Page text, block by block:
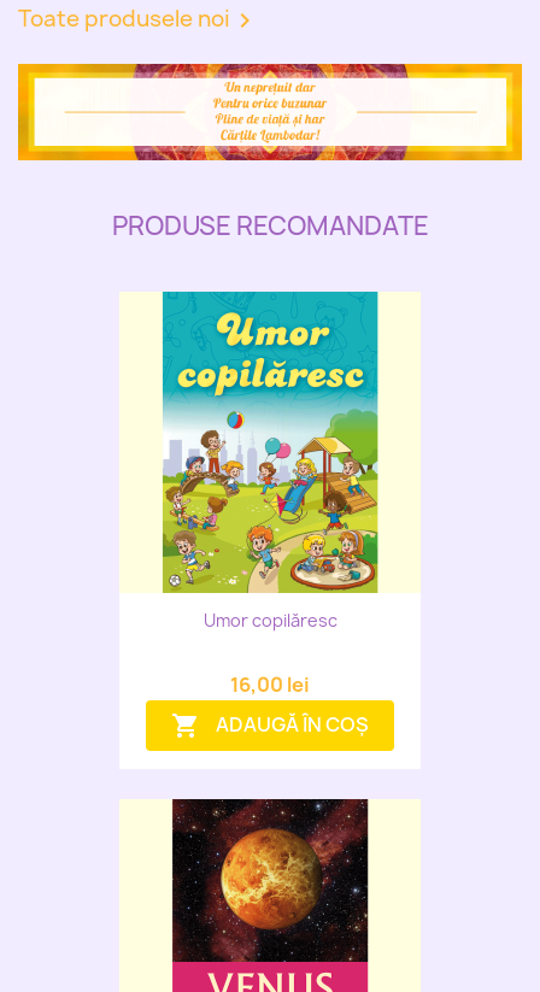
Toate produsele noi 
PRODUSE RECOMANDATE
Umor copilăresc
16,00 lei
shopping_cart ADAUGĂ ÎN COȘ